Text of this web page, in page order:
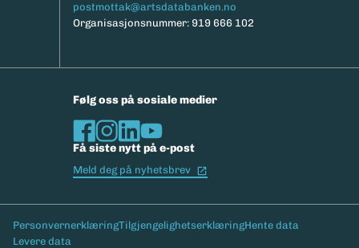
postmottak@artsdatabanken.no
Organisasjonsnummer: 919 666 102
Følg oss på sosiale medier
Få siste nytt på e-post
Meld deg på nyhetsbrev
Bunntekst
PersonvernerklæringTilgjengelighetserklæringHente data
Levere data